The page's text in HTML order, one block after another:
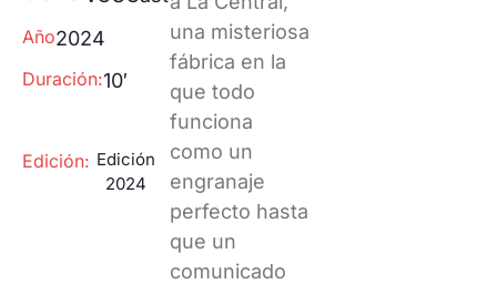
Año2024
Duración:10′
Edición: Edición
2024
una misteriosa
fábrica en la
que todo
funciona
como un
engranaje
perfecto hasta
que un
comunicado